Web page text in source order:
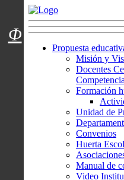
Menú usuarios
Propuesta
Misión y
Docentes
Formación
Unidad de
Convenios
Huerta
Manual de
Video
Φ